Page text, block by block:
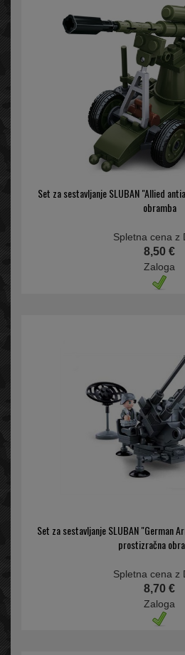
Set za sestavljanje SLUBAN "Allied
obramba
Spletna cena z
8,50 €
Zaloga
Set za sestavljanje SLUBAN "German
prostizračna
Spletna cena z
8,70 €
Zaloga